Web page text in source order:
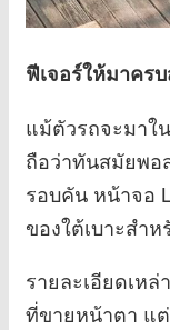
ฟีเจอร์ให้มาคร
แม้ตัวรถจะมาใ
ถือว่าทันสมัยพอ
รอบคัน หน้าจอ
ของใต้เบาะสำ
รายละเอียดเหล่
ที่ขายหน้าตา แต่